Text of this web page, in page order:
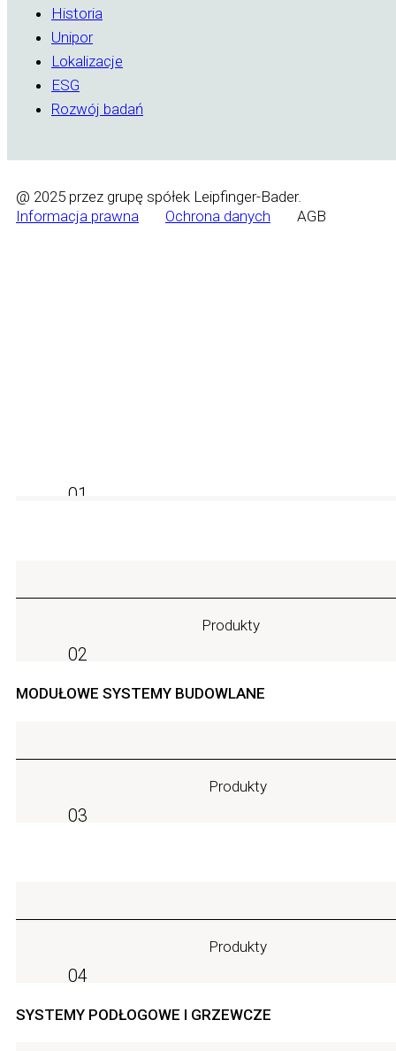
Historia
Unipor
Lokalizacje
ESG
Rozwój badań
@ 2025 przez grupę spółek Leipfinger-Bader.
Informacja prawna
Ochrona danych AGB
01
Produkty
02
MODUŁOWE SYSTEMY BUDOWLANE
Produkty
03
Produkty
04
SYSTEMY PODŁOGOWE I GRZEWCZE